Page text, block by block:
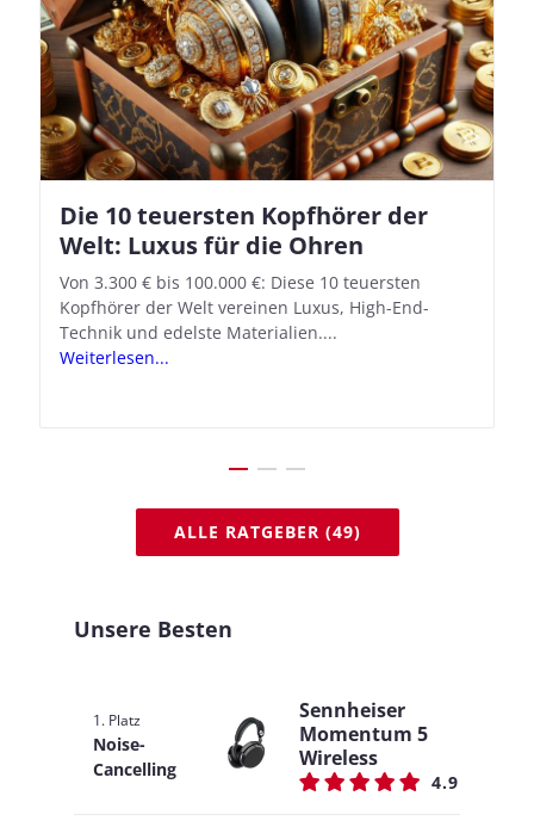
Die 10 teuersten Kopfhörer der
Welt: Luxus für die Ohren
Von 3.300 € bis 100.000 €: Diese 10 teuersten
Kopfhörer der Welt vereinen Luxus, High-End-
Technik und edelste Materialien....
Weiterlesen...
Apple AirPods Pro 2 und iOS 18.1:
So richtet ihr das neue Hörgeräte-
Feature ein
Mit iOS 18.1 und den AirPods Pro 2 verwandelt
Apple seine In-Ear-Kopfhörer in kostengünstige
Hörhilfen. In wenigen Schritten...
ALLE RATGEBER (49)
Unsere Besten
1. Platz
Noise-
Cancelling
Sennheiser
Momentum 5
Wireless
4.9